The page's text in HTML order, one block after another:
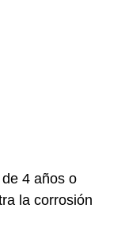
4 años o
la corrosión